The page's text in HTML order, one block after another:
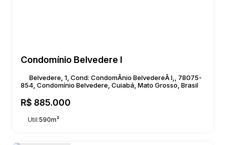
Condomínio Belvedere I
R$ 885.000
Belvedere, 1, Cond: CondomÃnio BelvedereÂ I,, 78075-
854, Condomínio Belvedere, Cuiabá, Mato Grosso, Brasil
Útil:590m²